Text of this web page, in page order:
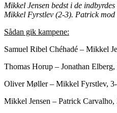
Mikkel Jensen bedst i de
Mikkel Fyrstlev (2-3). Patrick
Sådan gik kampene:
Samuel Ribel Chéhadé – Mikkel
Thomas Horup – Jonathan
Oliver Møller – Mikkel Fyrstlev,
Mikkel Jensen – Patrick